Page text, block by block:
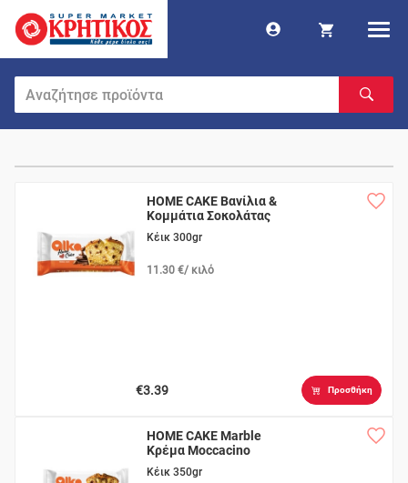
HOME CAKE Βανίλια &
Κομμάτια Σοκολάτας
Κέικ 300gr
11.30 €/ κιλό
€3.39 Προσθήκη
HOME CAKE Marble
Κρέμα Moccacino
Κέικ 350gr